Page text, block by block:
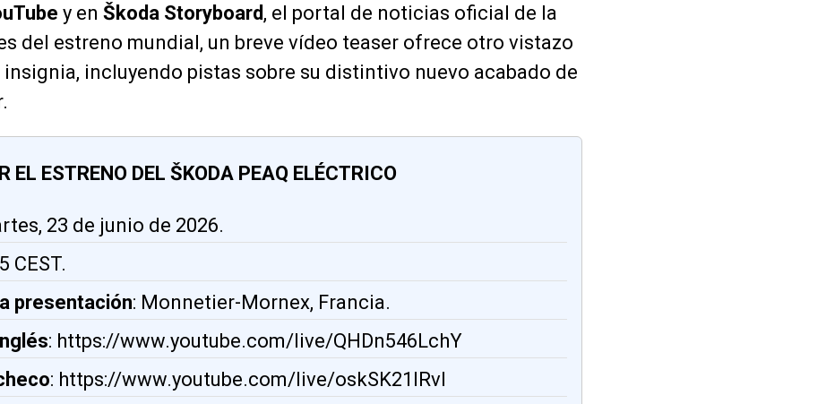
y en Škoda Storyboard , el portal de noticias oficial de la
del estreno mundial, un breve vídeo teaser ofrece otro vistazo
insignia, incluyendo pistas sobre su distintivo nuevo acabado de
EL ESTRENO DEL ŠKODA PEAQ ELÉCTRICO
23 de junio de 2026.
CEST.
presentación: Monnetier-Mornex, Francia.
: https://www.youtube.com/live/QHDn546LchY
: https://www.youtube.com/live/oskSK21IRvI